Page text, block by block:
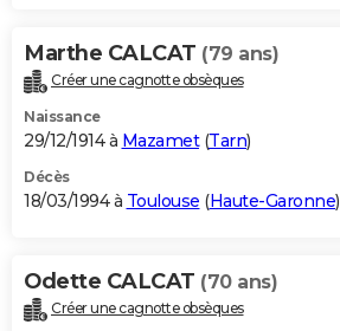
Marthe CALCAT (79 ans)
Créer une cagnotte obsèques
Naissance
29/12/1914 à Mazamet(Tarn)
Décès
18/03/1994 à Toulouse (Haute-Garonne)
Odette CALCAT (70 ans)
Créer une cagnotte obsèques